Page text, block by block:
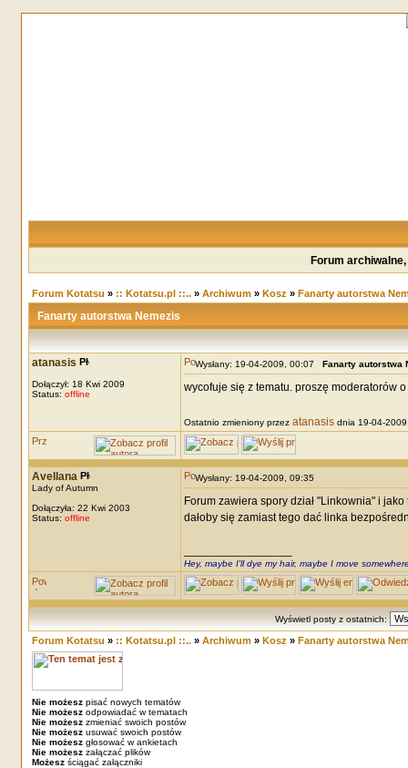
Forum
Forum Kotatsu » :: Kotatsu.pl ::..» Archiwum» Kosz » Fanarty autorstwa
Fanarty autorstwa Nemezis
atanasis
Dołączył: 18 Kwi 2009
Status: offline
Wysłany: 19-04-2009, 00:07 Fanarty autorstwa
wycofuje się z tematu. proszę moderatorów
Ostatnio zmieniony przez atanasisdnia 19-04-
Avellana
Lady of Autumn
Dołączyła: 22 Kwi 2003
Status: offline
Wysłany: 19-04-2009, 09:35
Forum zawiera spory dział "Linkownia" i
dałoby się zamiast tego dać linka
Hey, maybe I'll dye my hair, maybe I move
Wyświetl posty z ostatnich:
Forum Kotatsu » :: Kotatsu.pl ::..» Archiwum» Kosz » Fanarty autorstwa
Nie możeszpisać nowych tematów
Nie możeszodpowiadać w tematach
Nie możeszzmieniać swoich postów
Nie możeszusuwać swoich postów
Nie możeszgłosować w ankietach
Nie możeszzałączać plików
Możeszściągać załączniki